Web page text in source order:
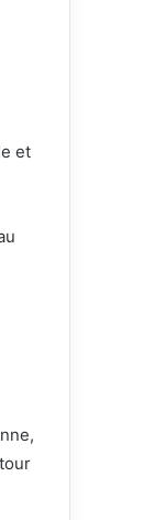
et